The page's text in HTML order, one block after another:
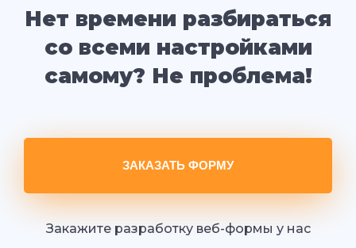
Нет времени разбираться
со всеми настройками
самому? Не проблема!
ЗАКАЗАТЬ ФОРМУ
Закажите разработку веб-формы у нас